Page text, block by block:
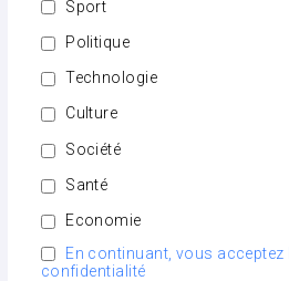
Sport
Politique
Technologie
Culture
Société
Santé
Economie
En continuant, vous acceptez
confidentialité